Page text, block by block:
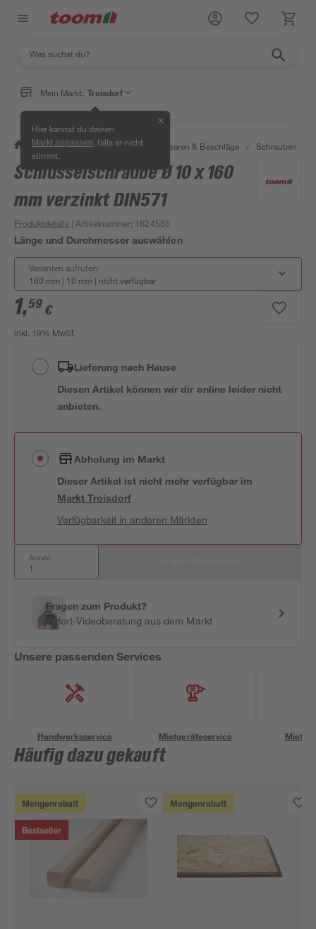
Mein Markt: Troisdorf
Hier kannst du deinen
Markt anpassen , falls er nicht
stimmt.
✕
/ Werkstatt & Maschinen / Eisenwaren & Beschläge / Schrauben
Schlüsselschraube Ø 10 x 160
mm verzinkt DIN571
Produktdetails | Artikelnummer: 1624535
Länge und Durchmesser auswählen
Varianten aufrufen:
160 mm | 10 mm | nicht verfügbar
1,59 €
inkl. 19% MwSt.
Lieferung nach Hause
Diesen Artikel können wir dir online leider nicht
anbieten.
Abholung im Markt
Dieser Artikel ist nicht mehr verfügbar im
MarktTroisdorf
Verfügbarkeit in anderen Märkten
Anzahl:
Fragen zum Produkt?
Sofort-Videoberatung aus dem Markt
Unsere passenden Services
Handwerksservice Mietgeräteservice
Häufig dazu gekauft
Mengenrabatt
Bestseller
Mengenrabatt